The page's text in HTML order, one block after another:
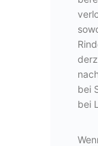
bei
bei